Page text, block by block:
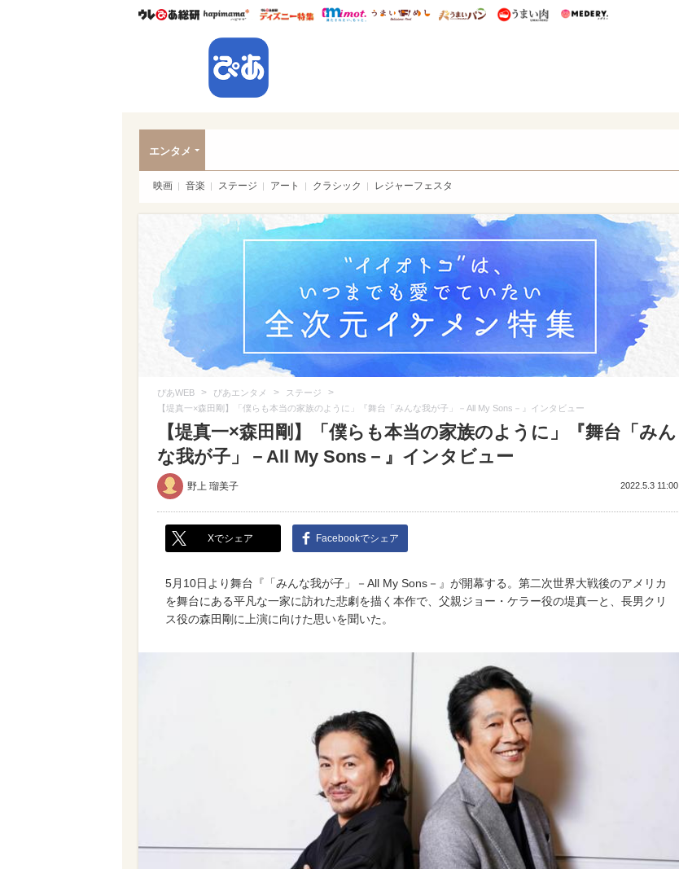
ウレぴあ総研ハピママ* ウレぴあ総研 ディズニー特集
mimot. うまいめし うまいパン うまい肉
エンタメ
映画 音楽 ステージ アート クラシック レジャーフェスタ
ぴあWEB > ぴあエンタメ > ステージ >
【堤真一×森田剛】「僕らも本当の家族のように」『舞台「みんな我が子」－All My Sons－』インタビュー
【堤真一×森田剛】「僕らも本当の家族のように」『舞台「みん
な我が子」－All My Sons－』インタビュー
野上 瑠美子 2022.5.3 11:00
Xでシェア Facebookでシェア
5月10日より舞台『「みんな我が子」－All My Sons－』が開幕する。第二次世界大戦後のアメリカ
を舞台にある平凡な一家に訪れた悲劇を描く本作で、父親ジョー・ケラー役の堤真一と、長男クリ
ス役の森田剛に上演に向けた思いを聞いた。